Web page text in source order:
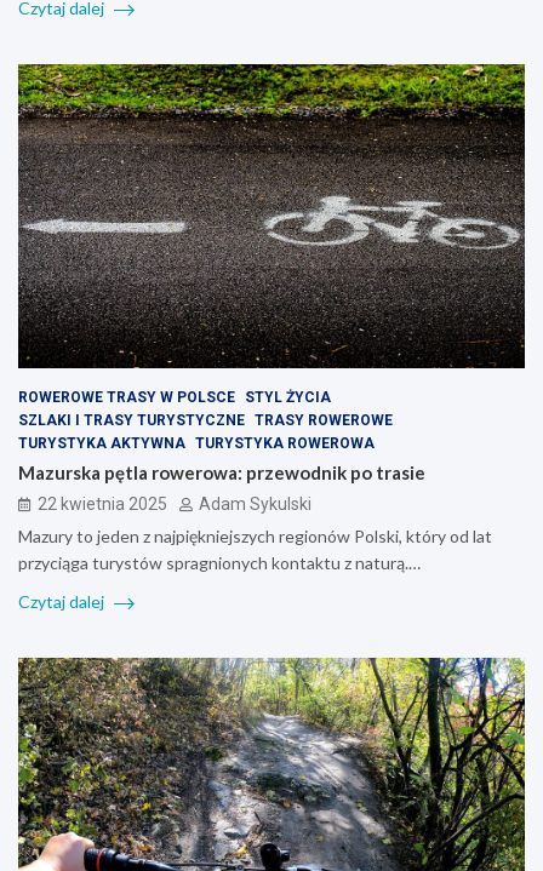
Czytaj dalej
ROWEROWE TRASY W POLSCE
STYL ŻYCIA
SZLAKI I TRASY TURYSTYCZNE TRASY ROWEROWE
TURYSTYKA AKTYWNA TURYSTYKA ROWEROWA
Mazurska pętla rowerowa: przewodnik po trasie
22 kwietnia 2025 Adam Sykulski
Mazury to jeden z najpiękniejszych regionów Polski, który od lat
przyciąga turystów spragnionych kontaktu z naturą.…
Czytaj dalej